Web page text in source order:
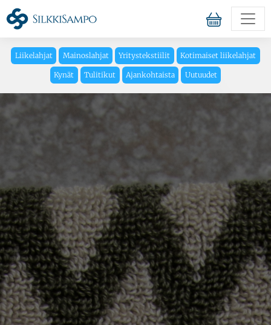
Liikelahjat Mainoslahjat Yritystekstiilit Kotimaiset liikelahjat
Kynät Tulitikut Ajankohtaista Uutuudet